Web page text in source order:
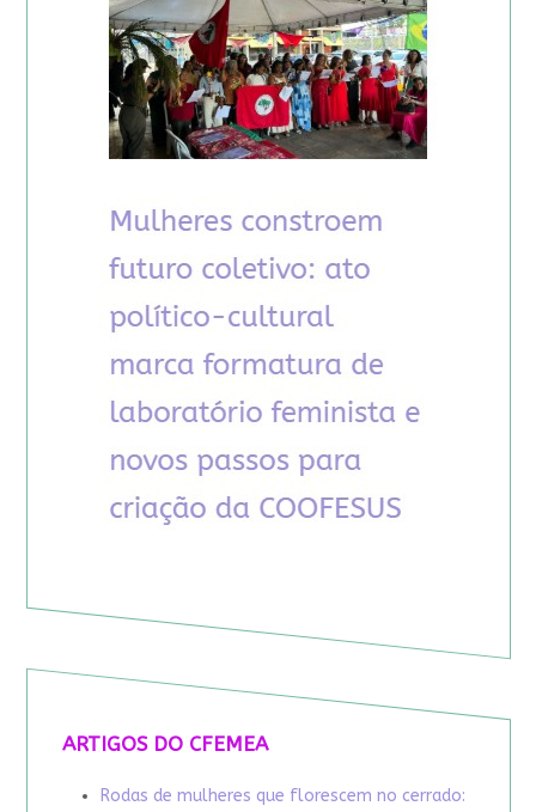
ARTIGOS DO CFEMEA
Rodas de mulheres que florescem no cerrado: